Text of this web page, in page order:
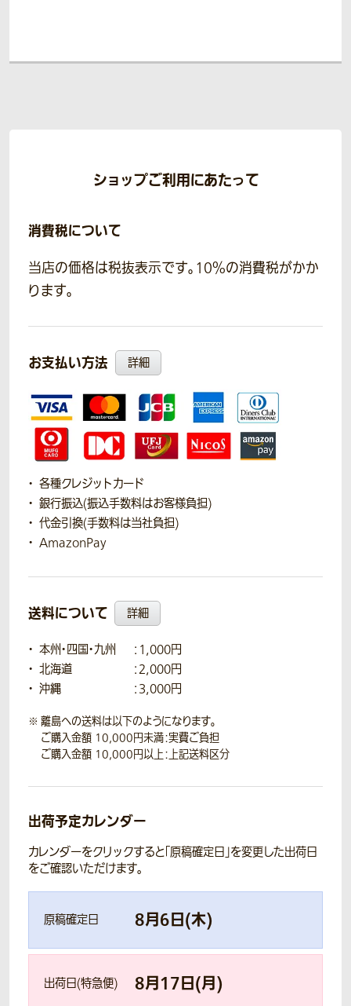
ショップご利用にあたって
消費税について
当店の価格は税抜表示です。10％の消費税がかか
ります。
お支払い方法 詳細
各種クレジットカード
銀行振込(振込手数料はお客様負担)
代金引換(手数料は当社負担)
AmazonPay
送料について 詳細
本州・四国・九州
：1,000円
北海道
：2,000円
沖縄
：3,000円
離島への送料は以下のようになります。
ご購入金額 10,000円未満：実費ご負担
ご購入金額 10,000円以上：上記送料区分
出荷予定カレンダー
カレンダーをクリックすると「原稿確定日」を変更した出荷日
をご確認いただけます。
原稿確定日 8月6日(木)
出荷日(特急便) 8月17日(月)